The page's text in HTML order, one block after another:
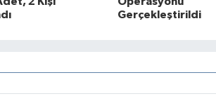
Gerçekleştirildi